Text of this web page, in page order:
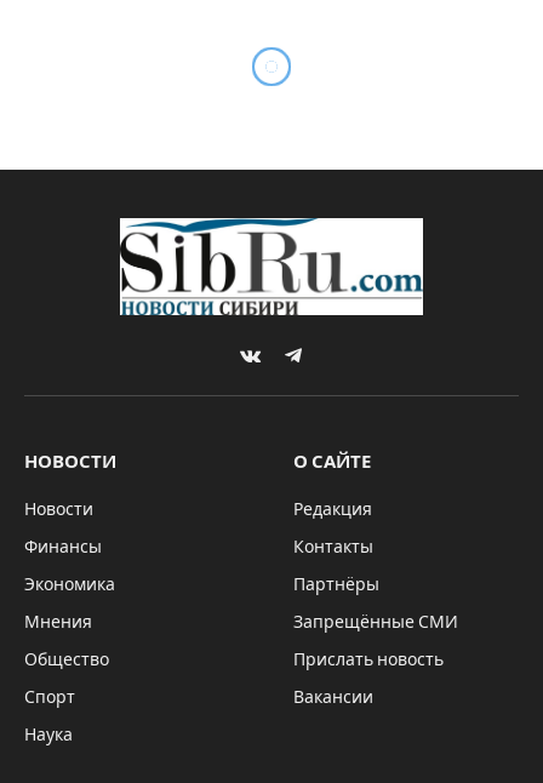
VKontakteTelegram
НОВОСТИ
Новости
Финансы
Экономика
Мнения
Общество
Спорт
Наука
О САЙТЕ
Редакция
Контакты
Партнёры
Запрещённые СМИ
Прислать новость
Вакансии